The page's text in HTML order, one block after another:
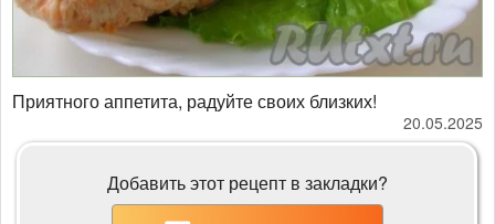
Приятного аппетита, радуйте своих близких!
20.05.2025
Добавить этот рецепт в закладки?